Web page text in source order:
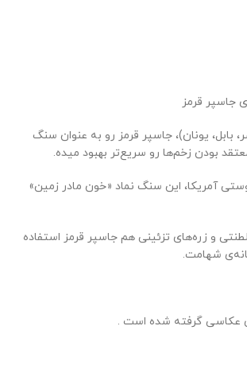
جاسپر قرمز
بابل، یونان)، جاسپر قرمز رو به عنوان سنگ
بودن زخم‌ها رو سریع‌تر بهبود میده.
آمریکا، این سنگ نماد «خون مادر زمین»
و زره‌های تزئینی هم جاسپر قرمز استفاده
شهامت.
عکاسی گرفته شده است .